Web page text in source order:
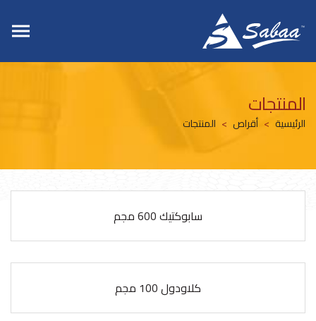
المنتجات
الرئيسية أقراص المنتجات
سابوكتيك 600 مجم
كلاودول 100 مجم